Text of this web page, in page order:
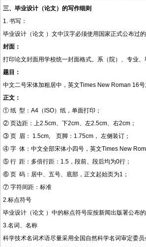
三、毕业设计（论文）的写作细则
1. 书写：
毕业设计（论文 ）文中汉字必须使用国家正式公布过
封面：
打印论文封面用学校统一封面格式。系（院）、专业
题目：
中文二号宋体加粗居中，英文Times New Roman 16
正文：
① 纸 型：A4（ISO）纸，单面打印；
② 页边距：上2.5cm、下2cm、左2.5cm、右2cm；
③ 页 眉： 1.5cm, 页脚：1.75cm， 左侧装订；
④ 字 体：中文全部宋体小四号，英文Times New
⑤ 行 距：多倍行距：1.5，段前、段后均为0行；
⑥ 页 码：居中、五号、底部，正文起始页为1；
⑦ 字符间距：标准
2.标点符号
毕业设计（论文 ）中的标点符号应按新闻出版署公布的
3.名词、名称
科学技术名词术语尽量采用全国自然科学名词审定委